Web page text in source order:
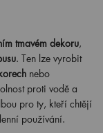
tmavém dekoru,
. Ten lze vyrobit
nebo
proti vodě a
pro ty, kteří chtějí
používání.